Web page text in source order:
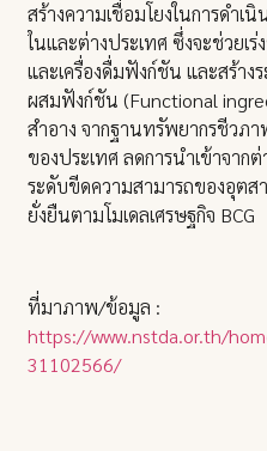
สร้างความเชื่อมโยงในการดำ
ในและต่างประเทศ ซึ่งจะช่วยเ
และเครื่องดื่มฟังก์ชัน และสร้า
ผสมฟังก์ชัน (Functional
สำอาง จากฐานทรัพยากรชีวภ
ของประเทศ ลดการนำเข้าจาก
ระดับขีดความสามารถของอุตส
ยั่งยืนตามโมเดลเศรษฐกิจ BCG
ที่มาภาพ/ข้อมูล :
https://www.nstda.or.th/
31102566/